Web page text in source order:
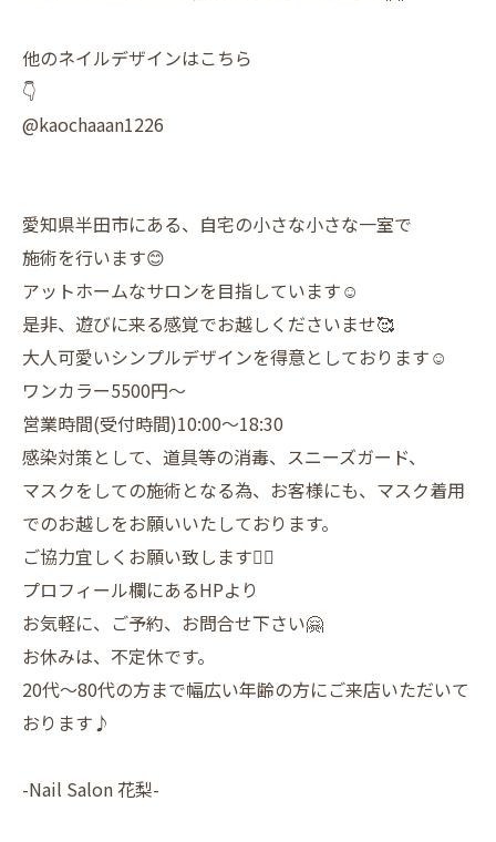
他のネイルデザインはこちら
👇
@kaochaaan1226
愛知県半田市にある、自宅の小さな小さな一室で
施術を行います😊
アットホームなサロンを目指しています☺️
是非、遊びに来る感覚でお越しくださいませ🥰
大人可愛いシンプルデザインを得意としております☺️
ワンカラー5500円〜
営業時間(受付時間)10:00〜18:30
感染対策として、道具等の消毒、スニーズガード、
マスクをしての施術となる為、お客様にも、マスク着用
でのお越しをお願いいたしております。
ご協力宜しくお願い致します🙇‍♀️
プロフィール欄にあるHPより
お気軽に、ご予約、お問合せ下さい🤗
お休みは、不定休です。
20代〜80代の方まで幅広い年齢の方にご来店いただいて
おります♪
-Nail Salon 花梨-